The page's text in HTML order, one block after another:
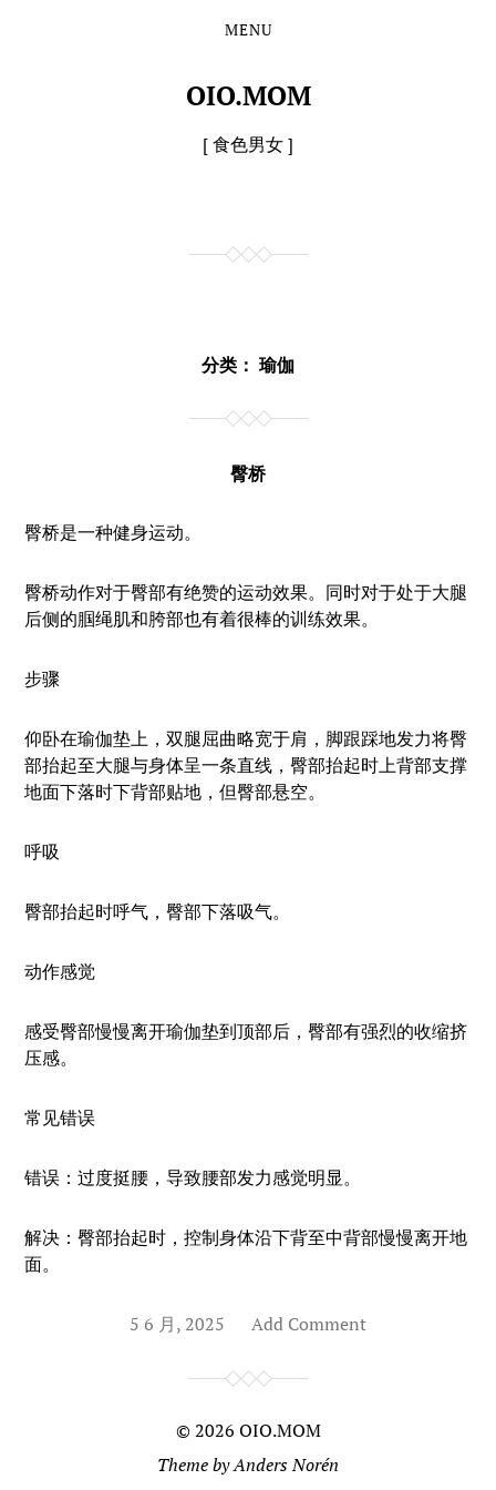
MENU
OIO.MOM
[ 食色男女 ]
分类： 瑜伽
臀桥
臀桥是一种健身运动。
臀桥动作对于臀部有绝赞的运动效果。同时对于处于大腿
后侧的腘绳肌和胯部也有着很棒的训练效果。
步骤
仰卧在瑜伽垫上，双腿屈曲略宽于肩，脚跟踩地发力将臀
部抬起至大腿与身体呈一条直线，臀部抬起时上背部支撑
地面下落时下背部贴地，但臀部悬空。
呼吸
臀部抬起时呼气，臀部下落吸气。
动作感觉
感受臀部慢慢离开瑜伽垫到顶部后，臀部有强烈的收缩挤
压感。
常见错误
错误：过度挺腰，导致腰部发力感觉明显。
解决：臀部抬起时，控制身体沿下背至中背部慢慢离开地
面。
5 6 月, 2025 Add Comment
© 2026 OIO.MOM
Theme byAnders Norén